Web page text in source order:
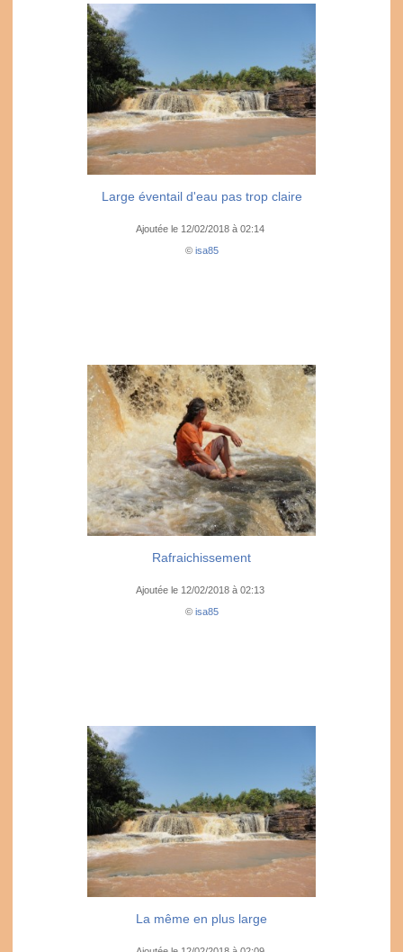
Large éventail d'eau pas trop claire
Ajoutée le 12/02/2018 à 02:14
© isa85
Rafraichissement
Ajoutée le 12/02/2018 à 02:13
© isa85
La même en plus large